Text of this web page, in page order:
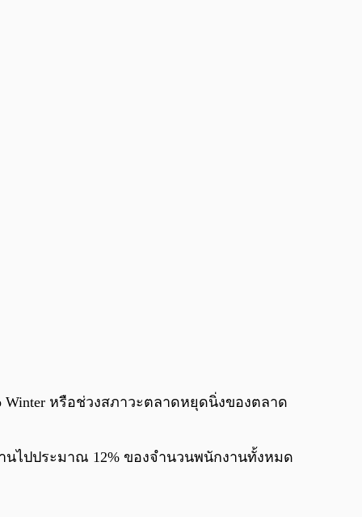
Winter หรือช่วงสภาวะตลาดหยุดนิ่งของตลาด
นไปประมาณ 12% ของจำนวนพนักงานทั้งหมด